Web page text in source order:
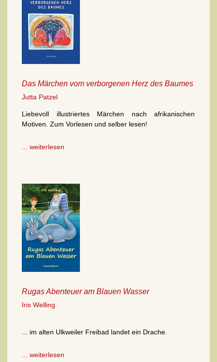
Das Märchen vom verborgenen Herz des Baumes
Jutta Patzel
Liebevoll illustriertes Märchen nach afrikanischen
Motiven. Zum Vorlesen und selber lesen!
... weiterlesen
Rugas Abenteuer am Blauen Wasser
Iris Welling
... im alten Ulkweiler Freibad landet ein Drache.
... weiterlesen